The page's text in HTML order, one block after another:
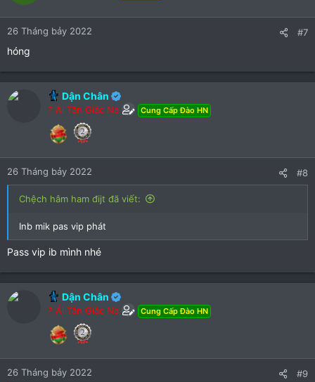
26 Tháng bảy 2022 #7
hóng
Dận Chân
? Ái Tân Giác Na Cung Cấp Đào HN
26 Tháng bảy 2022 #8
Chệch hâm ham đijt đã viết:
Inb mik pas vip phát
Pass vip ib mình nhé
Dận Chân
? Ái Tân Giác Na Cung Cấp Đào HN
26 Tháng bảy 2022 #9